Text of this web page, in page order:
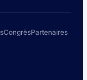
CongrèsPartenaires